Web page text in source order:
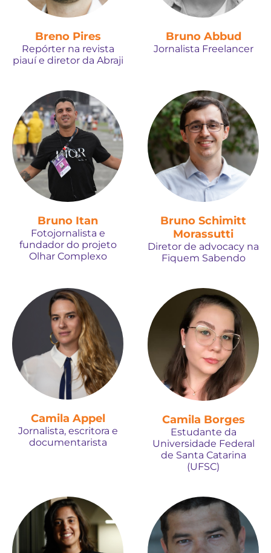
Breno Pires
Repórter na revista
piauí e diretor da Abraji
Bruno Abbud
Jornalista Freelancer
Bruno Itan
Fotojornalista e
fundador do projeto
Olhar Complexo
Bruno Schimitt
Morassutti
Diretor de advocacy na
Fiquem Sabendo
Camila Appel
Jornalista, escritora e
documentarista
Camila Borges
Estudante da
Universidade Federal
de Santa Catarina
(UFSC)